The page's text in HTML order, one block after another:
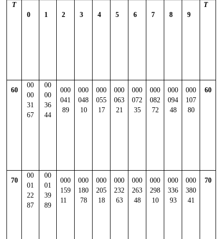
T
0
1 2 3 4 5 6 7 8 9
T
60
00
00
31
67
00
00
36
44
000
041
89
000
048
10
000
055
17
000
063
21
000
072
35
000
082
72
000
094
48
000
107
80
60
70
00
01
22
87
00
01
39
89
000
159
11
000
180
78
000
205
18
000
232
63
000
263
48
000
298
10
000
336
93
000
380
41
70